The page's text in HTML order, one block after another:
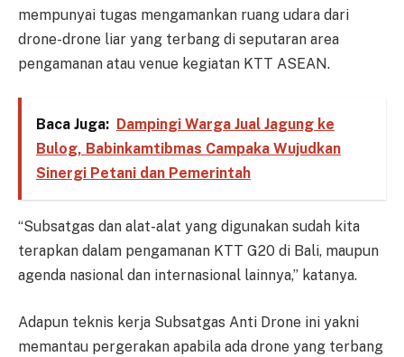
mempunyai tugas mengamankan ruang udara dari
drone-drone liar yang terbang di seputaran area
pengamanan atau venue kegiatan KTT ASEAN.
Baca Juga: Dampingi Warga Jual Jagung ke
Bulog, Babinkamtibmas Campaka Wujudkan
Sinergi Petani dan Pemerintah
“Subsatgas dan alat-alat yang digunakan sudah kita
terapkan dalam pengamanan KTT G20 di Bali, maupun
agenda nasional dan internasional lainnya,” katanya.
Adapun teknis kerja Subsatgas Anti Drone ini yakni
memantau pergerakan apabila ada drone yang terbang